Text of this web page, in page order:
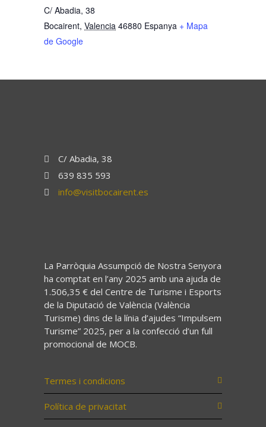
C/ Abadia, 38
Bocairent, Valencia 46880 Espanya + Mapa
de Google
C/ Abadia, 38
639 835 593
info@visitbocairent.es
La Parròquia Assumpció de Nostra Senyora
ha comptat en l’any 2025 amb una ajuda de
1.506,35 € del Centre de Turisme i Esports
de la Diputació de València (València
Turisme) dins de la línia d’ajudes “Impulsem
Turisme” 2025, per a la confecció d’un full
promocional de MOCB.
Termes i condicions
Política de privacitat